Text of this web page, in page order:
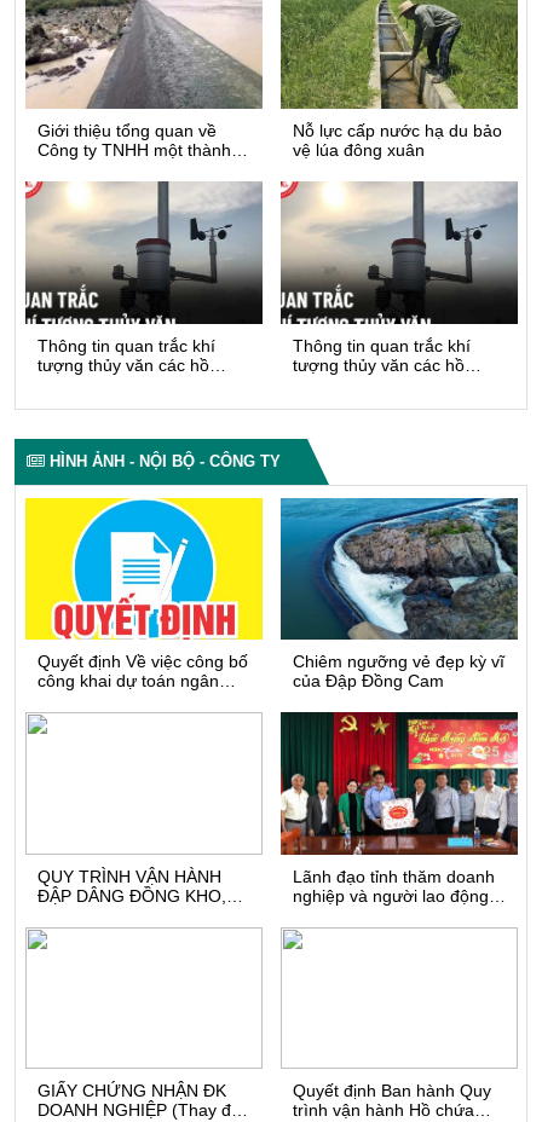
Giới thiệu tổng quan về
Công ty TNHH một thành
Nỗ lực cấp nước hạ du bảo
vệ lúa đông xuân
Thông tin quan trắc khí
tượng thủy văn các hồ
Thông tin quan trắc khí
tượng thủy văn các hồ
HÌNH ẢNH - NỘI BỘ - CÔNG TY
Quyết định Về việc công bố
công khai dự toán ngân
ty TNHH một thành viên
Thủy nông Đồng Cam.
Chiêm ngưỡng vẻ đẹp kỳ vĩ
của Đập Đồng Cam
QUY TRÌNH VẬN HÀNH
ĐẬP DÂNG ĐỒNG KHO,
PHÚ YÊN
Lãnh đạo tỉnh thăm doanh
nghiệp và người lao động
GIẤY CHỨNG NHẬN ĐK
DOANH NGHIỆP (Thay đổi
Quyết định Ban hành Quy
trình vận hành Hồ chứa